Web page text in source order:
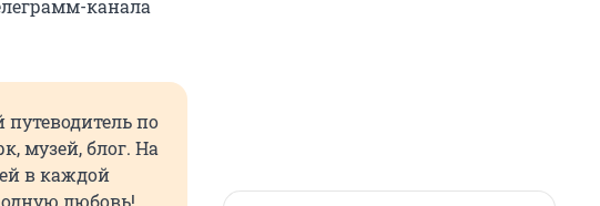
канала
по
музей, блог. На
в каждой
любовь!